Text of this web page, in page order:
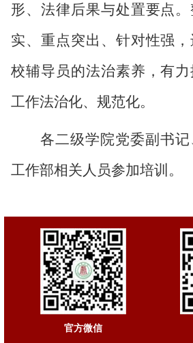
形、法律后果与处置要点
实、重点突出、针对性强
校辅导员的法治素养，有
工作法治化、规范化。
各二级学院党委副书
工作部相关人员参加培训。
官方微信